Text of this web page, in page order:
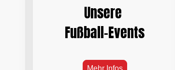
Unsere
Fußball-Events
Mehr Infos